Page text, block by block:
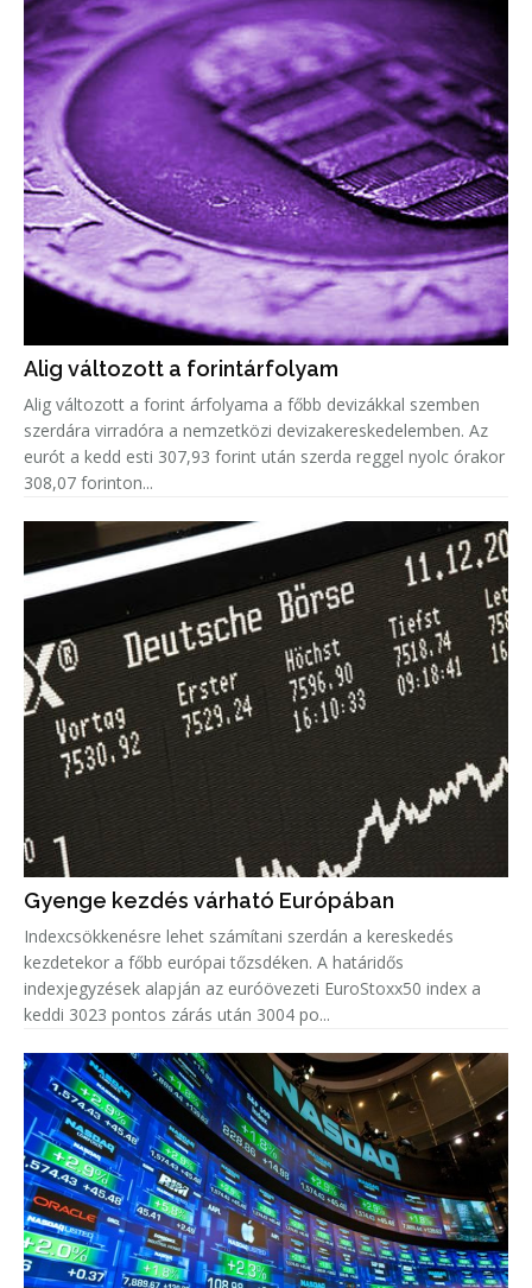
Alig változott a forintárfolyam
Alig változott a forint árfolyama a főbb devizákkal szemben
szerdára virradóra a nemzetközi devizakereskedelemben. Az
eurót a kedd esti 307,93 forint után szerda reggel nyolc órakor
308,07 forinton...
Gyenge kezdés várható Európában
Indexcsökkenésre lehet számítani szerdán a kereskedés
kezdetekor a főbb európai tőzsdéken. A határidős
indexjegyzések alapján az euróövezeti EuroStoxx50 index a
keddi 3023 pontos zárás után 3004 po...